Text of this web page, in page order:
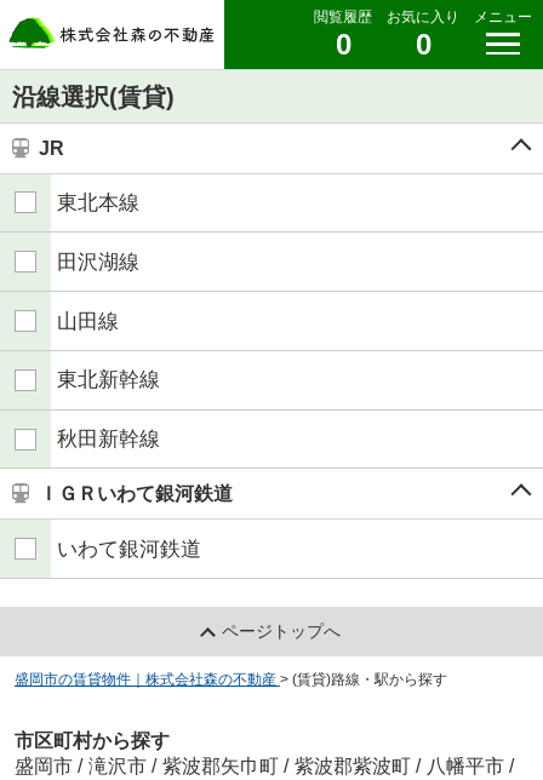
閲覧履歴
0
お気に入り
0
メニュー
沿線選択(賃貸)
JR
東北本線
田沢湖線
山田線
東北新幹線
秋田新幹線
ＩＧＲいわて銀河鉄道
いわて銀河鉄道
ページトップへ
盛岡市の賃貸物件｜株式会社森の不動産 > (賃貸)路線・駅から探す
市区町村から探す
盛岡市 / 滝沢市 / 紫波郡矢巾町 / 紫波郡紫波町 / 八幡平市 /